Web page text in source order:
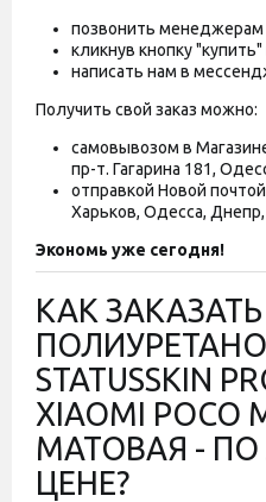
позвонить менеджерам
кликнув кнопку
написать нам в
Получить свой заказ можно:
самовывозом в
пр-т. Гагарина 181,
отправкой Новой
Харьков, Одесса,
Экономь уже сегодня!
КАК ЗАКАЗАТЬ
STATUSSKIN
XIAOMI POCO
МАТОВАЯ -
ЦЕНЕ?